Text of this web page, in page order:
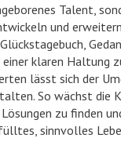
Talent,
und
klaren Haltung
lässt sich der
So wächst die
zu finden
sinnvolles